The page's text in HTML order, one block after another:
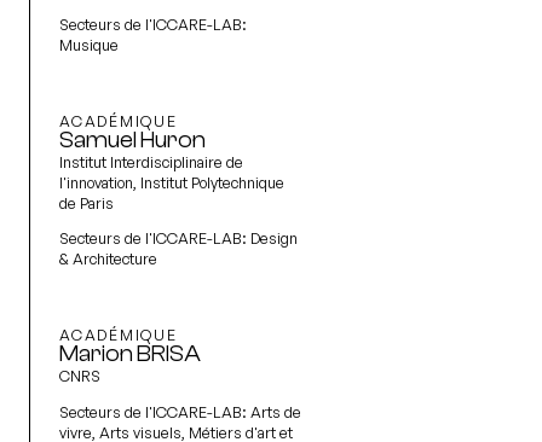
Secteurs de l'ICCARE-LAB:
Musique
ACADÉMIQUE
Samuel Huron
Institut Interdisciplinaire de
l'innovation, Institut Polytechnique
de Paris
Secteurs de l'ICCARE-LAB: Design
& Architecture
ACADÉMIQUE
Marion BRISA
CNRS
Secteurs de l'ICCARE-LAB: Arts de
vivre, Arts visuels, Métiers d'art et